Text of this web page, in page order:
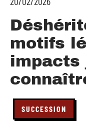
motifs
impacts
SUCCESSION